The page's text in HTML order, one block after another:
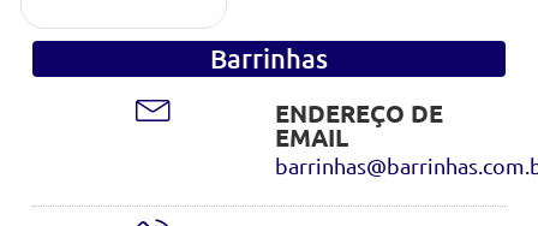
Barrinhas
ENDEREÇO DE
EMAIL